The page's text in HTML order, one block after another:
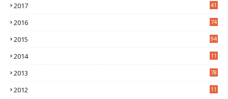
2017 41
2016 74
2015 94
2014
11
2013 78
2012
11